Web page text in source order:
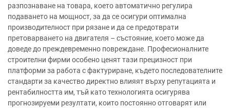
разпознаване на товара, което автоматично регулира
подаването на мощност, за да се осигури оптимална
производителност при рязане и да се предотврати
претоварването на двигателя – състояние, което може да
доведе до преждевременно повреждане. Професионалните
строителни фирми особено ценят тази прецизност при
платформи за работа с фактуриране, където последователните
стандарти за качество директно влияят върху репутацията и
рентабилността им, тъй като технологията осигурява
прогнозируеми резултати, които постоянно отговарят или